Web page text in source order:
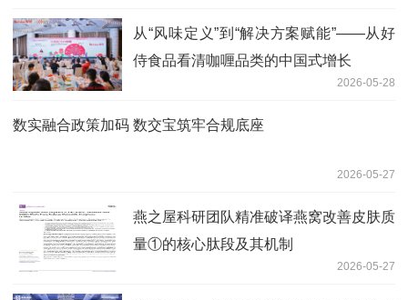
从“风味定义”到“解决方案赋能”——从好
侍食品看清咖喱品类的中国式增长
2026-05-28
数实融合政策加码 数交宝筑牢合规底座
2026-05-27
燕之屋科研团队精准破译燕窝改善皮肤质
量①的核心肽段及其机制
2026-05-27